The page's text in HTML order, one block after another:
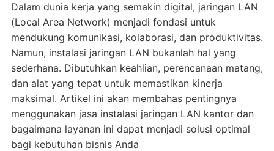
Dalam dunia kerja yang semakin digital, jaringan LAN
(Local Area Network) menjadi fondasi untuk
mendukung komunikasi, kolaborasi, dan produktivitas.
Namun, instalasi jaringan LAN bukanlah hal yang
sederhana. Dibutuhkan keahlian, perencanaan matang,
dan alat yang tepat untuk memastikan kinerja
maksimal. Artikel ini akan membahas pentingnya
menggunakan jasa instalasi jaringan LAN kantor dan
bagaimana layanan ini dapat menjadi solusi optimal
bagi kebutuhan bisnis Anda